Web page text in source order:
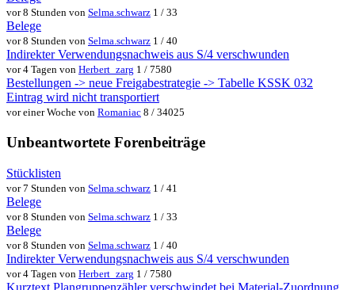
vor 8 Stunden von Selma.schwarz 1 / 33
Belege
vor 8 Stunden von Selma.schwarz 1 / 40
Indirekter Verwendungsnachweis aus S/4 verschwunden
vor 4 Tagen von Herbert_zarg 1 / 7580
Bestellungen -> neue Freigabestrategie -> Tabelle KSSK 032
Eintrag wird nicht transportiert
vor einer Woche von Romaniac 8 / 34025
Unbeantwortete Forenbeiträge
Stücklisten
vor 7 Stunden von Selma.schwarz 1 / 41
Belege
vor 8 Stunden von Selma.schwarz 1 / 33
Belege
vor 8 Stunden von Selma.schwarz 1 / 40
Indirekter Verwendungsnachweis aus S/4 verschwunden
vor 4 Tagen von Herbert_zarg 1 / 7580
Kurztext Plangruppenzähler verschwindet bei Material-Zuordnung